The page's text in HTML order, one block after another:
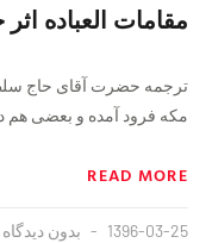
مقامات العباده
ترجمه حضرت آقای حاج
مکه فرود آمده و بعضی هم
READ MORE
1396-03-25 بدون دیدگاه